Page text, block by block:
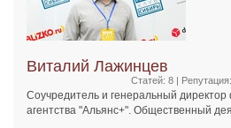
Виталий Лажинцев
Статей: 8 | Репутация:
Соучредитель и генеральный
агентства "Альянс+". Общественный